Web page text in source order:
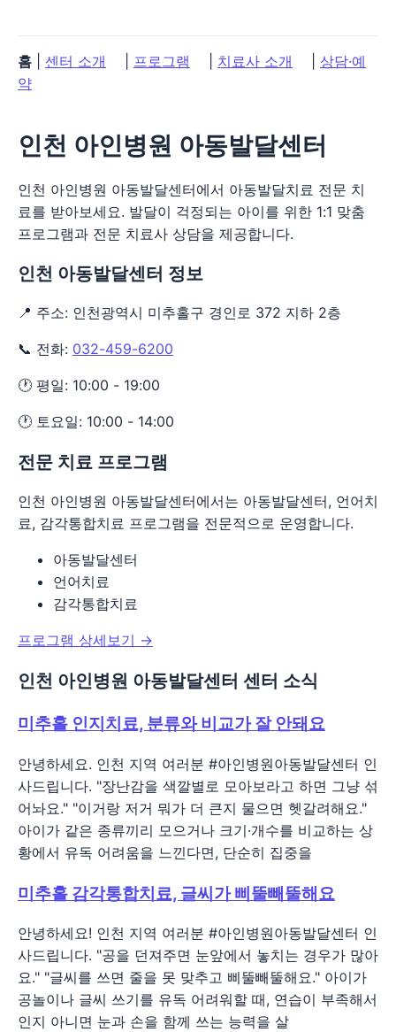
홈 센터 소개 프로그램 치료사 소개
상담·예
약
인천 아인병원 아동발달센터
인천 아인병원 아동발달센터에서 아동발달치료 전문 치
료를 받아보세요. 발달이 걱정되는 아이를 위한 1:1 맞춤
프로그램과 전문 치료사 상담을 제공합니다.
인천 아동발달센터 정보
📍 주소: 인천광역시 미추홀구 경인로 372 지하 2층
📞 전화: 032-459-6200
🕐 평일: 10:00 - 19:00
🕐 토요일: 10:00 - 14:00
전문 치료 프로그램
인천 아인병원 아동발달센터에서는 아동발달센터, 언어치
료, 감각통합치료 프로그램을 전문적으로 운영합니다.
아동발달센터
언어치료
감각통합치료
프로그램 상세보기 →
인천 아인병원 아동발달센터 센터 소식
미추홀 인지치료, 분류와 비교가 잘 안돼요
안녕하세요. 인천 지역 여러분 #아인병원아동발달센터 인
사드립니다. "장난감을 색깔별로 모아보라고 하면 그냥 섞
어놔요." "이거랑 저거 뭐가 더 큰지 물으면 헷갈려해요."
아이가 같은 종류끼리 모으거나 크기·개수를 비교하는 상
황에서 유독 어려움을 느낀다면, 단순히 집중을
미추홀 감각통합치료, 글씨가 삐뚤빼뚤해요
안녕하세요! 인천 지역 여러분 #아인병원아동발달센터 인
사드립니다. "공을 던져주면 눈앞에서 놓치는 경우가 많아
요." "글씨를 쓰면 줄을 못 맞추고 삐뚤빼뚤해요." 아이가
공놀이나 글씨 쓰기를 유독 어려워할 때, 연습이 부족해서
인지 아니면 눈과 손을 함께 쓰는 능력을 살